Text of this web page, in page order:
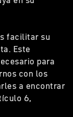
facilitar su
Este
para
con los
a encontrar
6,